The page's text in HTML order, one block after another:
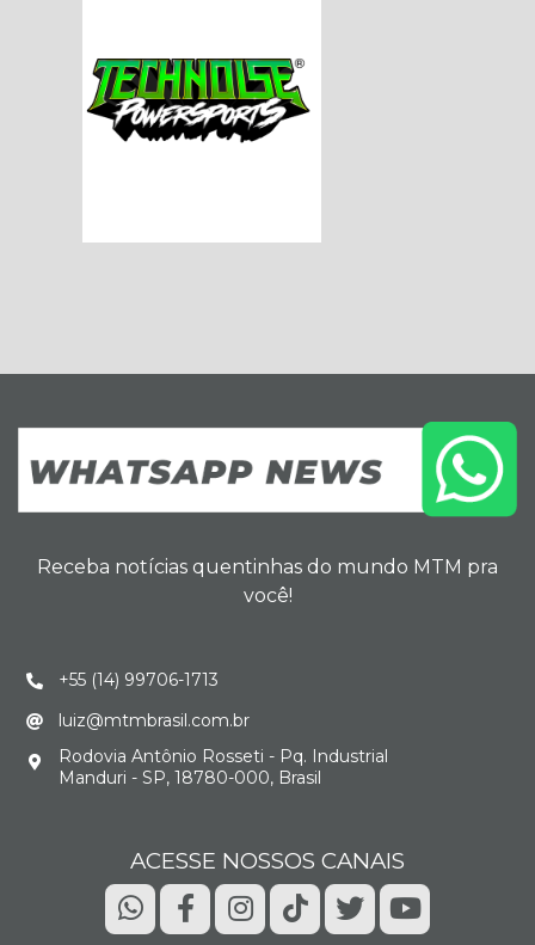
Receba notícias quentinhas do mundo MTM pra
você!
+55 (14) 99706-1713
luiz@mtmbrasil.com.br
Rodovia Antônio Rosseti - Pq. Industrial
Manduri - SP, 18780-000, Brasil
ACESSE NOSSOS CANAIS